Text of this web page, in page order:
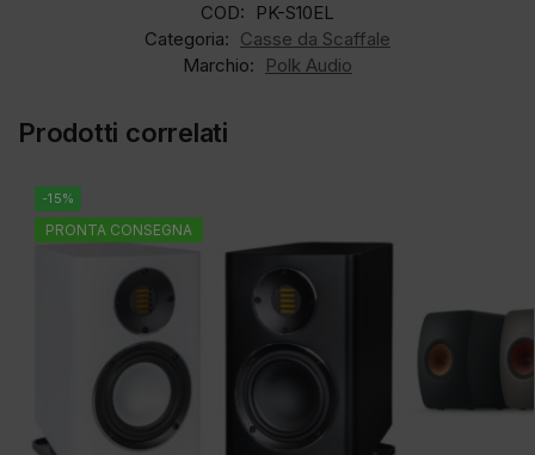
COD:
PK-S10EL
Categoria: Casse da Scaffale
Marchio:
Polk Audio
Prodotti correlati
-15%
PRONTA CONSEGNA